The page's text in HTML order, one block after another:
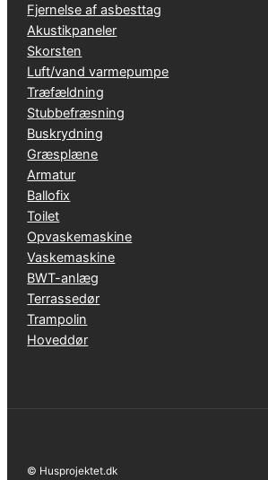
Fjernelse af asbesttag
Akustikpaneler
Skorsten
Luft/vand varmepumpe
Træfældning
Stubbefræsning
Buskrydning
Græsplæne
Armatur
Ballofix
Toilet
Opvaskemaskine
Vaskemaskine
BWT-anlæg
Terrassedør
Trampolin
Hoveddør
© Husprojektet.dk